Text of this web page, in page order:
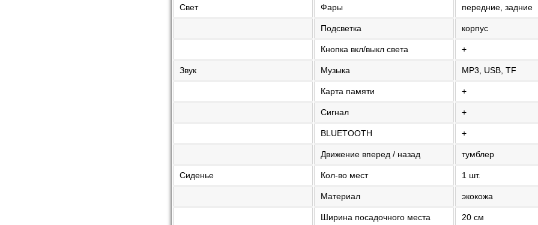
Свет Фары передние, задние
Подсветка корпус
Кнопка вкл/выкл света +
Звук Музыка MP3, USB, TF
Карта памяти +
Сигнал +
BLUETOOTH +
Движение вперед / назад тумблер
Сиденье Кол-во мест 1 шт.
Материал экокожа
Ширина посадочного места 20 см